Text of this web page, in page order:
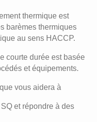
thermique est
barèmes thermiques
au sens HACCP.
courte durée est basée
et équipements.
vous aidera à
et répondre à des